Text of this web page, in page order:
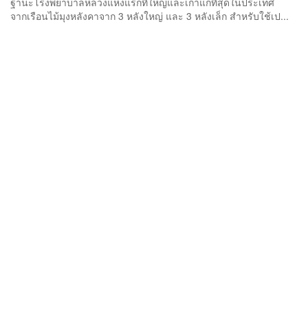
จากเรือนไม้มุงหลังคาจาก 3 หลังใหญ่ และ 3 หลังเล็ก สำหรับใช้เป...